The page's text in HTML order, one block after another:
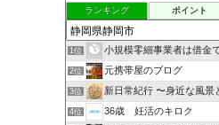
ランキング ポイント
1位 小規模零細事業者は借金
2位 元携帯屋のブログ
3位 新日常紀行 〜身近な風景
4位 36歳 妊活のキロク